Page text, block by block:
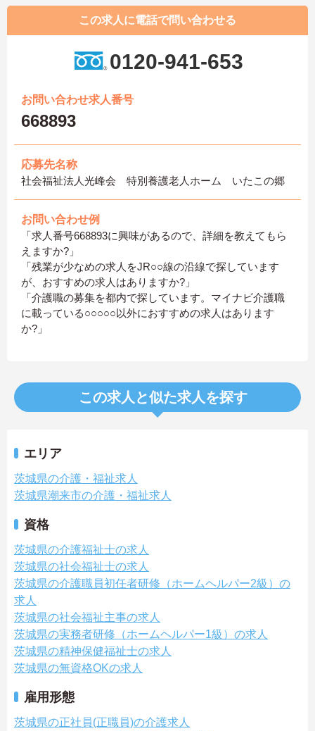
この求人に電話で問い合わせる
0120-941-653
お問い合わせ求人番号
668893
応募先名称
社会福祉法人光峰会 特別養護老人ホーム いたこの郷
お問い合わせ例
「求人番号668893に興味があるので、詳細を教えてもら
えますか?」
「残業が少なめの求人をJR○○線の沿線で探しています
が、おすすめの求人はありますか?」
「介護職の募集を都内で探しています。マイナビ介護職
に載っている○○○○○以外におすすめの求人はあります
か?」
この求人と似た求人を探す
エリア
茨城県の介護・福祉求人
茨城県潮来市の介護・福祉求人
資格
茨城県の介護福祉士の求人
茨城県の社会福祉士の求人
茨城県の介護職員初任者研修（ホームヘルパー2級）の
求人
茨城県の社会福祉主事の求人
茨城県の実務者研修（ホームヘルパー1級）の求人
茨城県の精神保健福祉士の求人
茨城県の無資格OKの求人
雇用形態
茨城県の正社員(正職員)の介護求人